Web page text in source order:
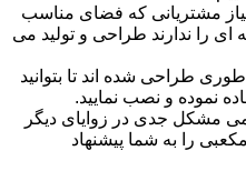
مشتریانی که فضای مناسب
ای را ندارند طراحی و تولید می
طراحی شده اند تا بتوانید
نموده و نصب نمایید.
مشکل جدی در زوایای دیگر
را به شما پیشنهاد